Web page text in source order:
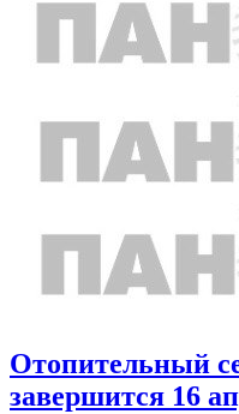
Отопительный
завершится 16